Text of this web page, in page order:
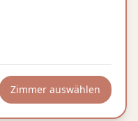
Zimmer auswählen